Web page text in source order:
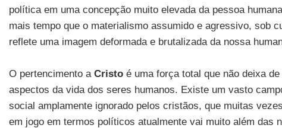
política em uma concepção muito elevada da pessoa
mais tempo que o materialismo assumido e agressivo, sob
reflete uma imagem deformada e brutalizada da nossa
O pertencimento a Cristo é uma força total que não deixa
aspectos da vida dos seres humanos. Existe um vasto
social amplamente ignorado pelos cristãos, que muitas
em jogo em termos políticos atualmente vai muito além das